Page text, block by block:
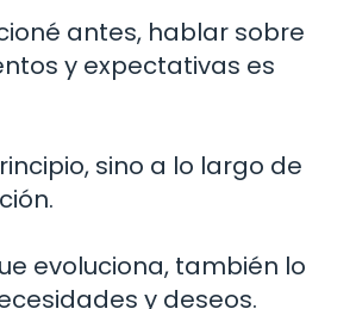
antes, hablar sobre
y expectativas es
sino a lo largo de
evoluciona, también lo
y deseos.